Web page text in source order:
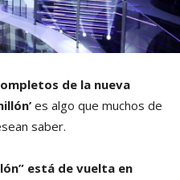
de la nueva
es algo que muchos de
saber.
está de vuelta en